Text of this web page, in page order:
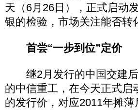
天（6月26日），正式启动
银的检验，市场关注能否转
首尝“一步到位”定价
继2月发行的中国交建后
的中信重工，在今天正式启
的发行价，对应2011年摊